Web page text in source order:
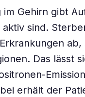
Gehirn gibt
sind.
Das lässt
erhält der